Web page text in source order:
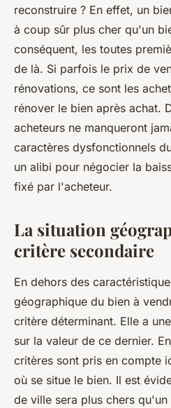
reconstruire ? En effet, un
à coup sûr plus cher qu'un
conséquent, les toutes
de là. Si parfois le prix de
rénovations, ce sont les
rénover le bien après achat.
acheteurs ne manqueront
caractères dysfonctionnels
un alibi pour négocier la
fixé par l'acheteur.
La situation
critère secondaire
En dehors des
géographique du bien à
critère déterminant. Elle a
sur la valeur de ce dernier.
critères sont pris en compte
où se situe le bien. Il est
de ville sera plus chers qu'un